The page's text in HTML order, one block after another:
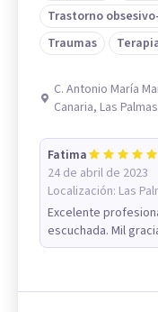
Trastorno
Traumas
C. Antonio María
Canaria, Las Palmas
Fatima
24 de abril de 2023
Localización: Las
Excelente
escuchada. Mil